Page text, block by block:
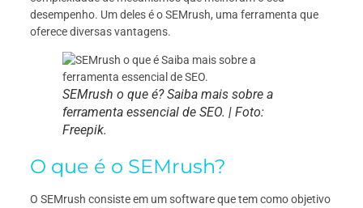
desempenho. Um deles é o SEMrush, uma ferramenta que
oferece diversas vantagens.
SEMrush o que é? Saiba mais sobre a
ferramenta essencial de SEO. | Foto:
Freepik.
O que é o SEMrush?
O SEMrush consiste em um software que tem como objetivo